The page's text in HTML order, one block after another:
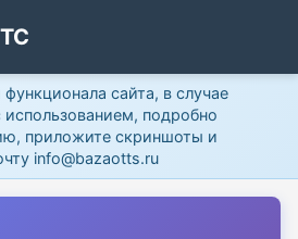
сайта, в случае
подробно
приложите скриншоты и
info@bazaotts.ru